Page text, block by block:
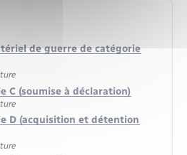
de guerre de catégorie
C (soumise à déclaration)
D (acquisition et détention